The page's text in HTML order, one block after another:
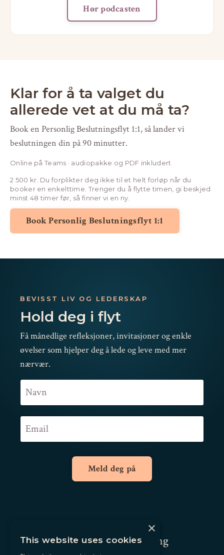
Hør podcasten
Klar for å ta valget du
allerede vet at du må ta?
Book en Personlig Beslutningsflyt 1:1, så lander vi
beslutningen din på 90 minutter.
Online på Teams · audiopakke og PDF inkludert
2 500 kr. Du forplikter deg ikke til et helt forløp når du
booker en enkelttime. Trenger du å flytte timen, gi beskjed
minst 48 timer før, så finner vi en ny.
Book Personlig Beslutningsflyt 1:1
BEVISST LIV OG LEDERSKAP
Hold deg i flyt
Få månedlige refleksjoner, invitasjoner og enkle
øvelser som hjelper deg å lede og leve med mer
nærvær.
Meld deg på
Andrea Altier Coaching
×
This website uses cookies